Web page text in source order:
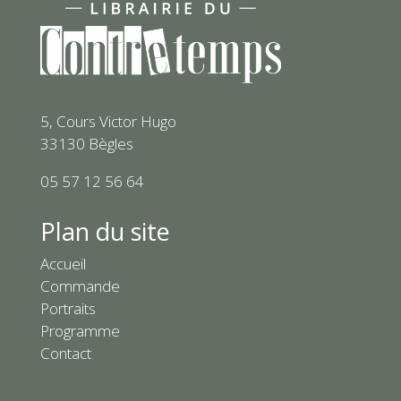
5, Cours Victor Hugo
33130 Bègles
05 57 12 56 64
Plan du site
Accueil
Commande
Portraits
Programme
Contact